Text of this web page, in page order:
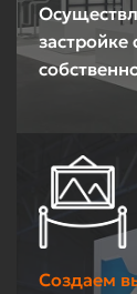
Создаем